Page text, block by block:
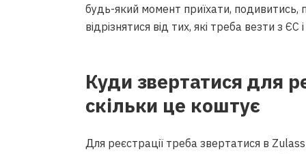
будь-який момент приїхати, подивитись,
відрізнятися від тих, які треба везти з
Куди звертатися для
скільки це коштує
Для реєстрації треба звертатися в